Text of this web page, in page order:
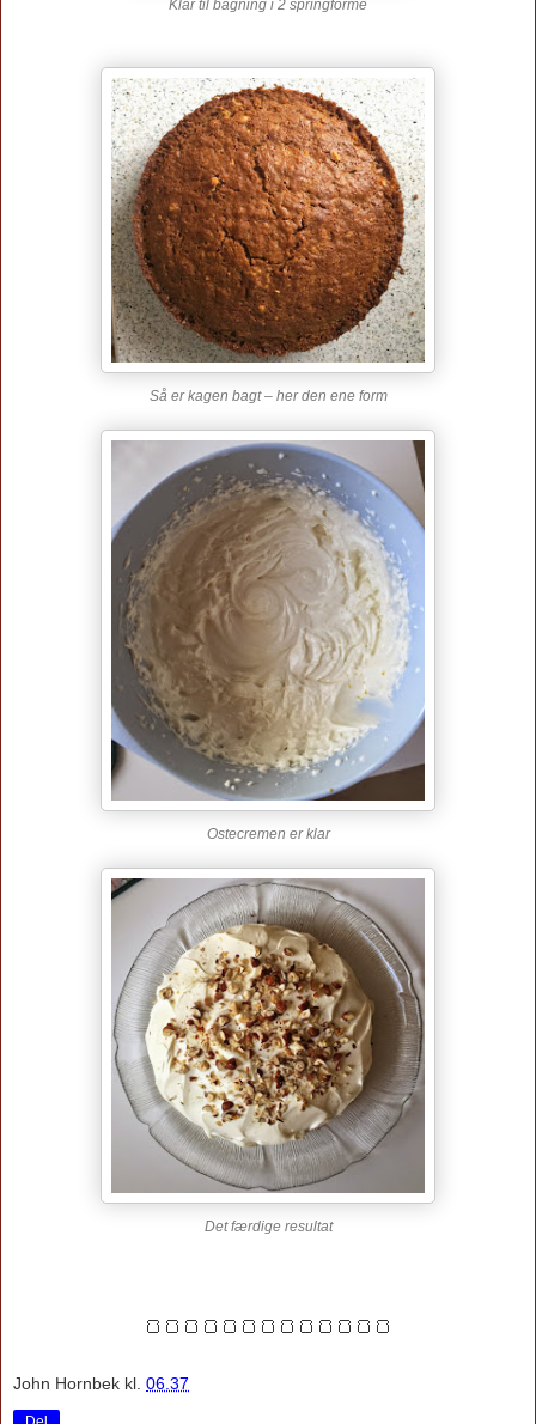
Klar til bagning i 2 springforme
Så er kagen bagt – her den ene form
Ostecremen er klar
Det færdige resultat
🍞🍞🍞🍞🍞🍞🍞🍞🍞🍞🍞🍞🍞
John Hornbek kl. 06.37